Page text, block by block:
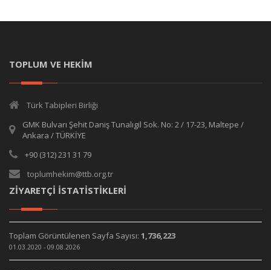
TOPLUM VE HEKİM
Türk Tabipleri Birliği
GMK Bulvarı Şehit Daniş Tunalıgil Sok. No: 2 / 17-23, Maltepe /
Ankara / TÜRKİYE
+90 (312) 231 31 79
toplumhekim@ttb.org.tr
ZİYARETÇİ İSTATİSTİKLERİ
Toplam Görüntülenen Sayfa Sayısı: 1,736,223
01.03.2020 - 09.08.2026